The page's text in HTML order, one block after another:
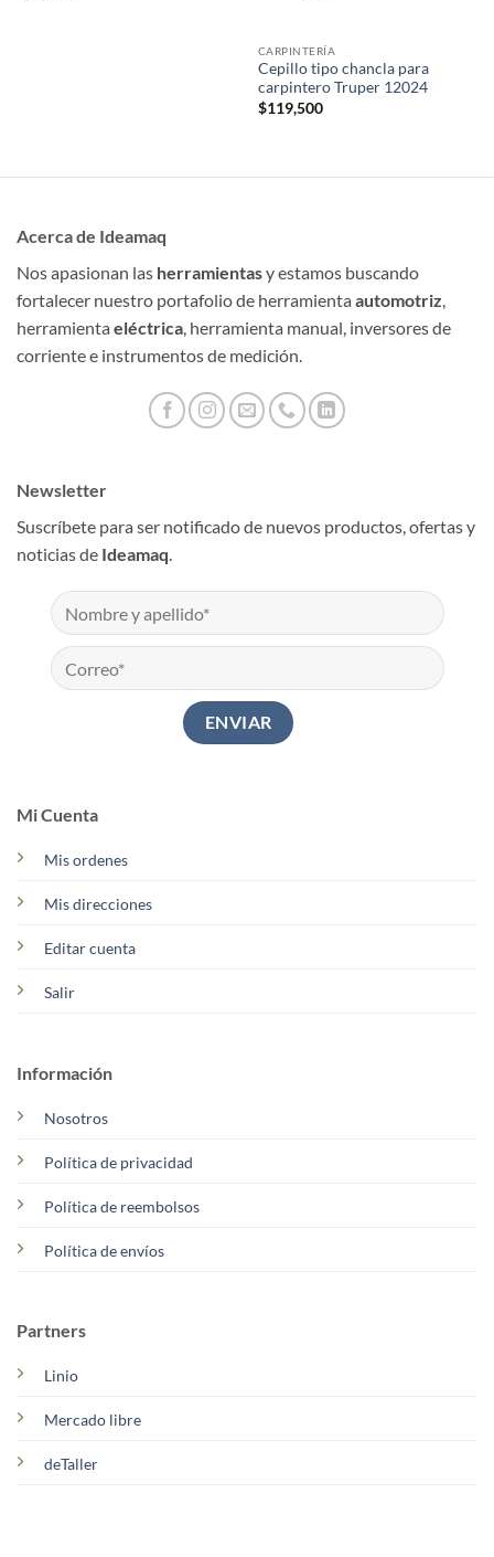
CARPINTERÍA
Cepillo tipo chancla para
carpintero Truper 12024
$119,500
Acerca de Ideamaq
Nos apasionan las herramientasy estamos buscando
fortalecer nuestro portafolio de herramienta automotriz,
herramienta eléctrica, herramienta manual, inversores de
corriente e instrumentos de medición.
Mi Cuenta
Mis ordenes
Mis direcciones
Editar cuenta
Salir
Información
Nosotros
Política de privacidad
Política de reembolsos
Política de envíos
Partners
Linio
Mercado libre
deTaller
Newsletter
Suscríbete para ser notificado de nuevos productos, ofertas y
noticias de Ideamaq.